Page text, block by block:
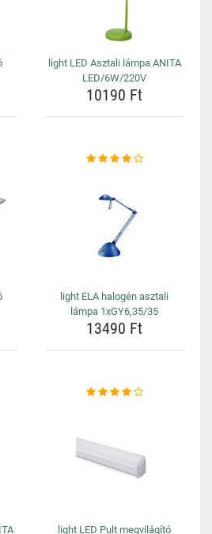
light LED Asztali lámpa ANITA
LED/6W/220V
10190 Ft
light ELA halogén asztali
lámpa 1xGY6,35/35
13490 Ft
light LED Pult megvilágító